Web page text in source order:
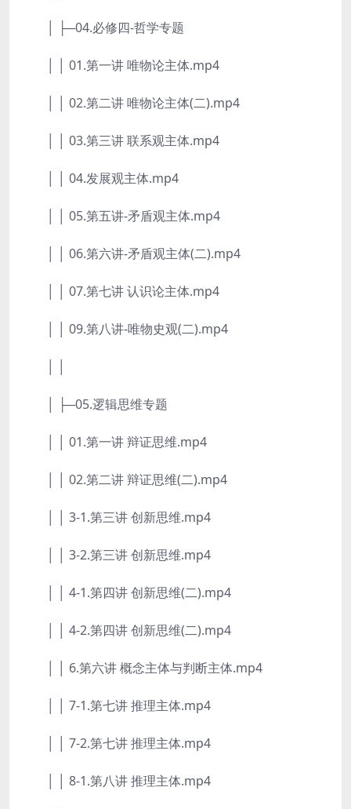
│ ├─04.必修四-哲学专题
│ │ 01.第一讲 唯物论主体.mp4
│ │ 02.第二讲 唯物论主体(二).mp4
│ │ 03.第三讲 联系观主体.mp4
│ │ 04.发展观主体.mp4
│ │ 05.第五讲-矛盾观主体.mp4
│ │ 06.第六讲-矛盾观主体(二).mp4
│ │ 07.第七讲 认识论主体.mp4
│ │ 09.第八讲-唯物史观(二).mp4
│ ├─05.逻辑思维专题
│ │ 01.第一讲 辩证思维.mp4
│ │ 02.第二讲 辩证思维(二).mp4
│ │ 3-1.第三讲 创新思维.mp4
│ │ 3-2.第三讲 创新思维.mp4
│ │ 4-1.第四讲 创新思维(二).mp4
│ │ 4-2.第四讲 创新思维(二).mp4
│ │ 6.第六讲 概念主体与判断主体.mp4
│ │ 7-1.第七讲 推理主体.mp4
│ │ 7-2.第七讲 推理主体.mp4
│ │ 8-1.第八讲 推理主体.mp4